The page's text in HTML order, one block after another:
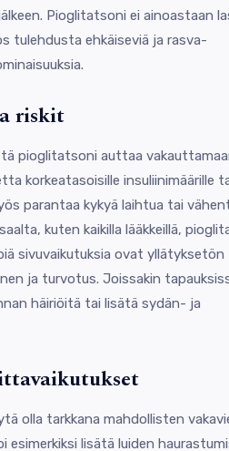
Pioglitatsoni ei ainoastaan
tulehdusta ehkäiseviä ja rasva-
riskit
pioglitatsoni auttaa
korkeatasoisille insuliinimäärille
parantaa kykyä laihtua tai
kuten kaikilla lääkkeillä,
sivuvaikutuksia ovat yllätyksetön
ja turvotus. Joissakin
häiriöitä tai lisätä sydän- ja
olla tarkkana mahdollisten
esimerkiksi lisätä luiden